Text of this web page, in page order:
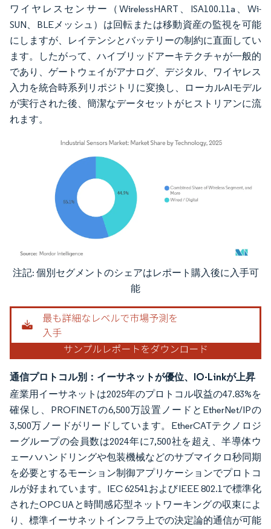
ワイヤレスセンサー（WirelessHART、ISA100.11a、Wi-
SUN、BLEメッシュ）は回転または移動資産の監視を可能
にしますが、レイテンシとバッテリーの制約に直面してい
ます。したがって、ハイブリッドアーキテクチャが一般的
であり、ゲートウェイがアナログ、デジタル、ワイヤレス
入力を統合時系列リポジトリに変換し、ローカルAIモデル
が実行された後、簡潔なデータセットがヒストリアンに流
れます。
画像 © Mordor Intelligence。再利用にはCC BY 4.0の表示が必要です。
注記: 個別セグメントのシェアはレポート購入後に入手可
能
通信プロトコル別：イーサネットが優位、IO-Linkが上昇
産業用イーサネットは2025年のプロトコル収益の47.83%を
確保し、PROFINETの6,500万設置ノードとEtherNet/IPの
3,500万ノードがリードしています。EtherCATテクノロジ
ーグループの会員数は2024年に7,500社を超え、半導体ウ
ェーハハンドリングや包装機械などのサブマイクロ秒同期
を必要とするモーション制御アプリケーションでプロトコ
ルが好まれています。IEC 62541およびIEEE 802.1で標準化
されたOPC UAと時間感応型ネットワーキングの収束によ
り、標準イーサネットインフラ上での決定論的通信が可能